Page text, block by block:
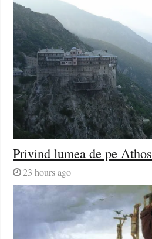
Privind lumea de pe Athos
23 hours ago